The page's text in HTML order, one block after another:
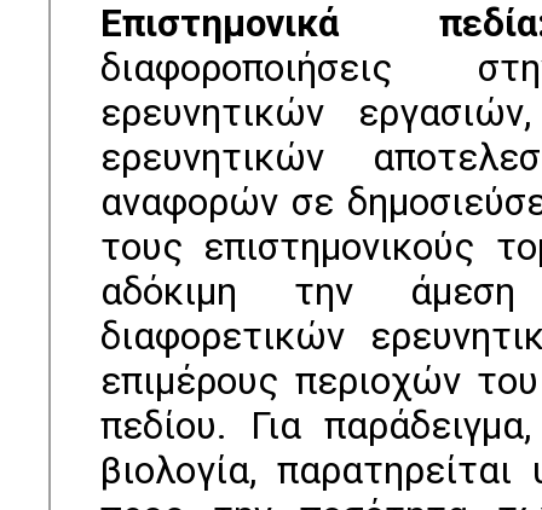
Επιστηµονικά
διαφοροποιήσεις
ερευνητικών
ερευνητικών
αναφορών σε
τους επιστηµονικούς
αδόκιµη την άµεση
διαφορετικών
επιµέρους περιοχών
πεδίου. Για
βιολογία,